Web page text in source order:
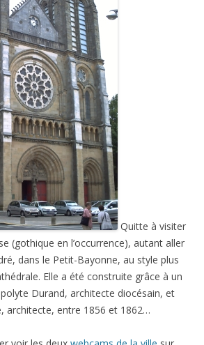
Quitte à visiter
(gothique en l’occurrence), autant aller
dans le Petit-Bayonne, au style plus
Elle a été construite grâce à un
Durand, architecte diocésain, et
architecte, entre 1856 et 1862…